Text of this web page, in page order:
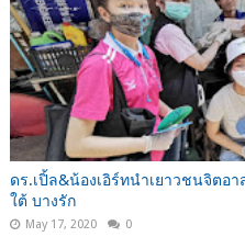
ดร.เปิ้ล&น้องเอิร์ทนำเยาวชนจิตอ
ใต้ บางรัก
May 17, 2020 0